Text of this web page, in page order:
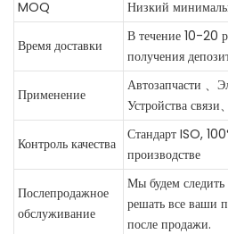
MOQ
Низкий
Время доставки
В течение 10-20
получения
Применение
Автозапчасти 、
Устройства
Контроль качества
Стандарт ISO,
производстве
Послепродажное
обслуживание
Мы будем
решать все ваши
после продажи.